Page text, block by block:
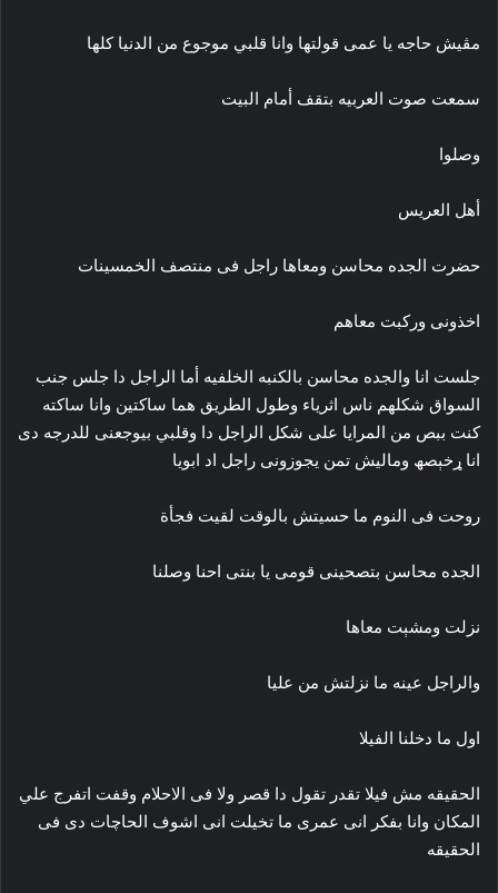
مڤيش حاجه يا عمى قولتها وانا قلبي موجوع من الدنيا كلها
سمعت صوت العربيه بتقف أمام البيت
وصلوا
أهل العريس
حضرت الجده محاسن ومعاها راجل فى منتصف الخمسينات
اخذونى وركبت معاهم
جلست انا والجده محاسن بالكنبه الخلفيه أما الراجل دا جلس جنب
السواق شكلهم ناس اثرياء وطول الطريق هما ساكتين وانا ساکته
كنت ببص من المرايا على شكل الراجل دا وقلبي بيوجعنى للدرجه دى
انا ړخېصھ وماليش تمن يجوزونى راجل اد ابويا
روحت فى النوم ما حسيتش بالوقت لقيت فجأة
الجده محاسن بتصحينى قومى يا بنتى احنا وصلنا
نزلت ومشېت معاها
والراجل عينه ما نزلتش من عليا
اول ما دخلنا الفيلا
الحقيقه مش فيلا تقدر تقول دا قصر ولا فى الاحلام وقفت اتفرج علي
المكان وانا بفكر انى عمرى ما تخيلت انى اشوف الحاچات دى فى
الحقيقه